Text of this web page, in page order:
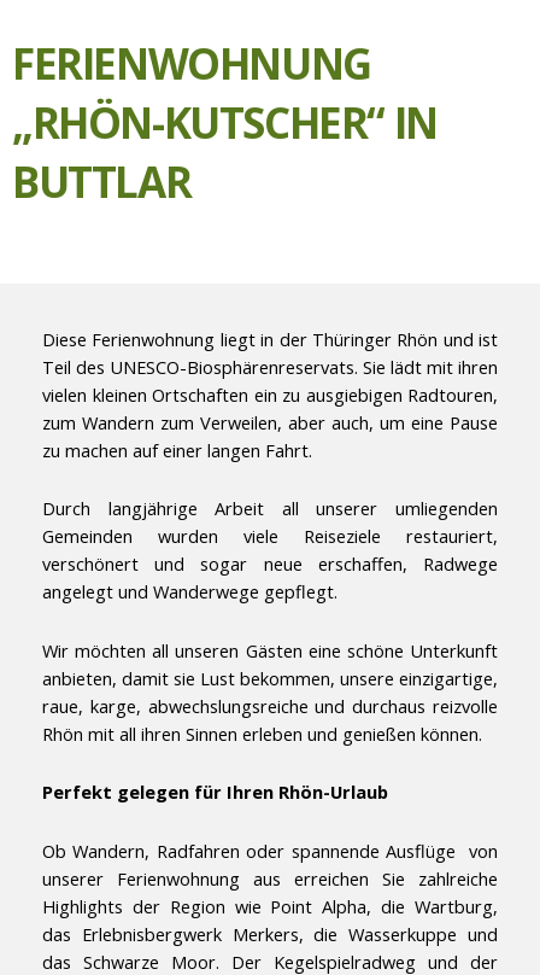
FERIENWOHNUNG
„RHÖN-KUTSCHER“ IN
BUTTLAR
Diese Ferienwohnung liegt in der Thüringer Rhön und ist
Teil des UNESCO-Biosphärenreservats. Sie lädt mit ihren
vielen kleinen Ortschaften ein zu ausgiebigen Radtouren,
zum Wandern zum Verweilen, aber auch, um eine Pause
zu machen auf einer langen Fahrt.
Durch langjährige Arbeit all unserer umliegenden
Gemeinden wurden viele Reiseziele restauriert,
verschönert und sogar neue erschaffen, Radwege
angelegt und Wanderwege gepflegt.
Wir möchten all unseren Gästen eine schöne Unterkunft
anbieten, damit sie Lust bekommen, unsere einzigartige,
raue, karge, abwechslungsreiche und durchaus reizvolle
Rhön mit all ihren Sinnen erleben und genießen können.
Perfekt gelegen für Ihren Rhön-Urlaub
Ob Wandern, Radfahren oder spannende Ausflüge von
unserer Ferienwohnung aus erreichen Sie zahlreiche
Highlights der Region wie Point Alpha, die Wartburg,
das Erlebnisbergwerk Merkers, die Wasserkuppe und
das Schwarze Moor. Der Kegelspielradweg und der